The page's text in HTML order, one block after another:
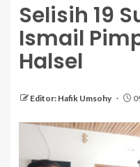
Selisih 19
Ismail
Halsel
Editor: Hafik Umsohy